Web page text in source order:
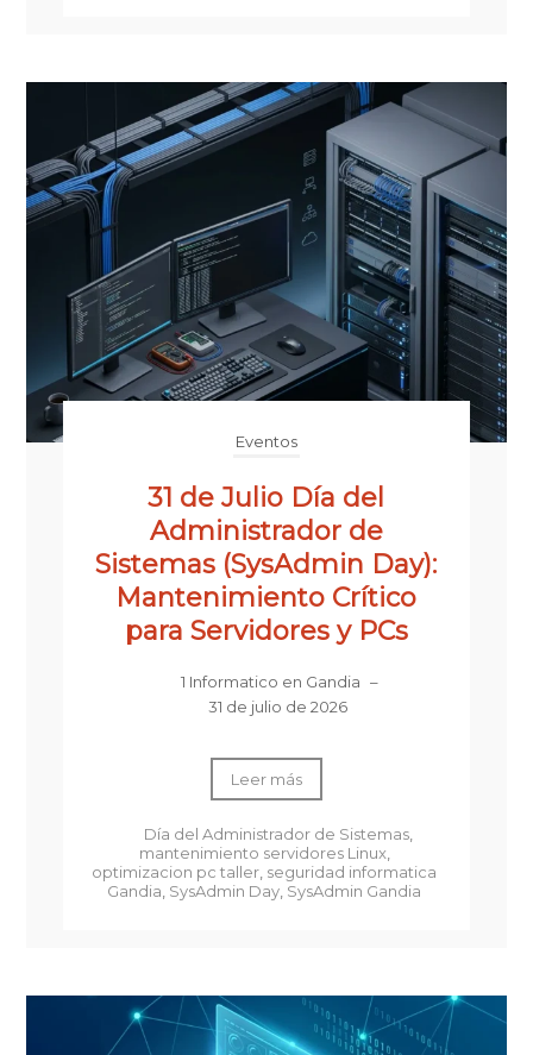
Eventos
31 de Julio Día del
Administrador de
Sistemas (SysAdmin Day):
Mantenimiento Crítico
para Servidores y PCs
1 Informatico en Gandia –
31 de julio de 2026
Leer más
Día del Administrador de Sistemas,
mantenimiento servidores Linux
optimizacion pc taller seguridad informatica
Gandia SysAdmin Day SysAdmin Gandia